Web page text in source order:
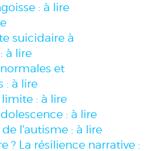
: à lire
suicidaire à
à lire
et
: à lire
: à lire
: à lire
l'autisme : à lire
? La résilience narrative :